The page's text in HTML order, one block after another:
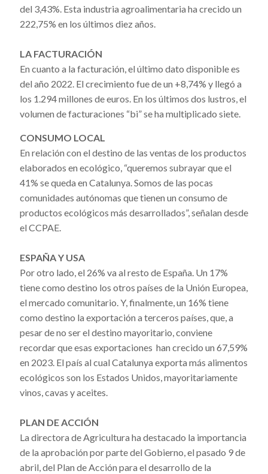
del 3,43%. Esta industria agroalimentaria ha crecido un
222,75% en los últimos diez años.
LA FACTURACIÓN
En cuanto a la facturación, el último dato disponible es
del año 2022. El crecimiento fue de un +8,74% y llegó a
los 1.294 millones de euros. En los últimos dos lustros, el
volumen de facturaciones “bi” se ha multiplicado siete.
CONSUMO LOCAL
En relación con el destino de las ventas de los productos
elaborados en ecológico, “queremos subrayar que el
41% se queda en Catalunya. Somos de las pocas
comunidades autónomas que tienen un consumo de
productos ecológicos más desarrollados”, señalan desde
el CCPAE.
ESPAÑAY USA
Por otro lado, el 26% va al resto de España. Un 17%
tiene como destino los otros países de la Unión Europea,
el mercado comunitario. Y, finalmente, un 16% tiene
como destino la exportación a terceros países, que, a
pesar de no ser el destino mayoritario, conviene
recordar que esas exportaciones han crecido un 67,59%
en 2023. El país al cual Catalunya exporta más alimentos
ecológicos son los Estados Unidos, mayoritariamente
vinos, cavas y aceites.
PLAN DE ACCIÓN
La directora de Agricultura ha destacado la importancia
de la aprobación por parte del Gobierno, el pasado 9 de
abril, del Plan de Acción para el desarrollo de la